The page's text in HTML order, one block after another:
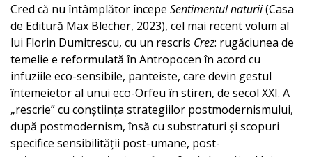
Cred că nu întâmplător începe Sentimentul naturii(Casa
de Editură Max Blecher, 2023), cel mai recent volum al
lui Florin Dumitrescu, cu un rescris Crez: rugăciunea de
temelie e reformulată în Antropocen în acord cu
infuziile eco-sensibile, panteiste, care devin gestul
întemeietor al unui eco-Orfeu în stiren, de secol XXI. A
„rescrie” cu conștiința strategiilor postmodernismului,
după postmodernism, însă cu substraturi și scopuri
specifice sensibilității post-umane, post-